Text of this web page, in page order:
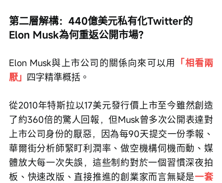
第二層解構：440億美元私有化Twitter的
Elon Musk為何重返公開市場？
Elon Musk與上市公司的關係向來可以用 「相看兩
厭」 四字精準概括。
從2010年特斯拉以17美元發行價上市至今雖然創造
了約360倍的驚人回報，但Musk曾多次公開表達對
上市公司身份的厭惡，因為每90天提交一份季報、
華爾街分析師緊盯利潤率、做空機構伺機而動、媒
體放大每一次失誤，這些制約對於一個習慣深夜拍
板、快速改版、直接推進的創業家而言無疑是一套